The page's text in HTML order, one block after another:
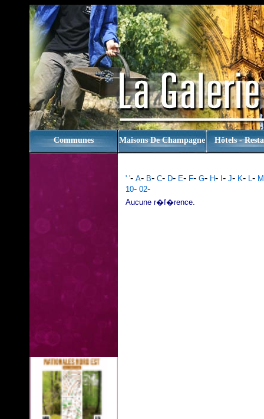
Communes Maisons De Champagne Hôtels -
' '- A- B- C- D- E- F- G- H- - J- K- L- M
10- 02-
Aucune r�f�rence.